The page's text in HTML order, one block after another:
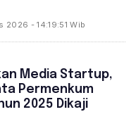
2026 - 14:19:51 Wib
Media Startup,
Permenkum
2025 Dikaji